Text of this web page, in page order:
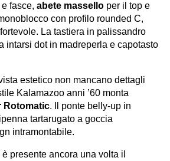
fasce, abete massello per il top e
con profilo rounded C,
La tastiera in palissandro
intarsi dot in madreperla e capotasto
estetico non mancano dettagli
Kalamazoo anni ’60 monta
Rotomatic. Il ponte belly-up in
tartarugato a goccia
intramontabile.
presente ancora una volta il